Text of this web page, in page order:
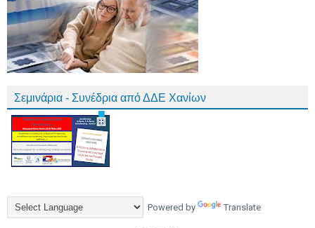
Σεμινάρια - Συνέδρια από ΔΔΕ Χανίων
Powered by Translate